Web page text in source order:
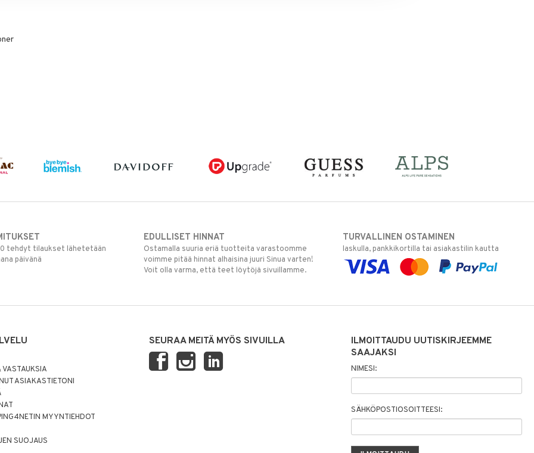
tehdyt tilaukset lähetetään
päivänä
EDULLISET HINNAT
Ostamalla suuria eriä tuotteita varastoomme
voimme pitää hinnat alhaisina juuri Sinua varten!
Voit olla varma, että teet löytöjä sivuillamme.
TURVALLINEN OSTAMINEN
laskulla, pankkikortilla tai asiakastilin kautta
ASIAKASTIETONI
MYYNTIEHDOT
SUOJAUS
SEURAA MEITÄ MYÖS SIVUILLA
ILMOITTAUDU UUTISKIRJEEMME
SAAJAKSI
NIMESI:
SÄHKÖPOSTIOSOITTEESI: